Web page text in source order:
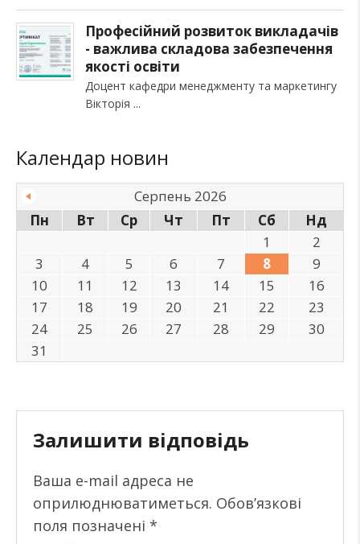
Професійний розвиток викладачів
- важлива складова забезпечення
якості освіти
Доцент кафедри менеджменту та маркетингу
Вікторія
Календар новин
Серпень 2026
Пн
Вт Ср Чт Пт Сб
Нд
1
2
3
4 5 6 7 8
9
10
11 12 13 14 15
16
17
18 19 20 21 22
23
24
25 26 27 28 29
30
31
Залишити відповідь
Ваша e-mail адреса не
оприлюднюватиметься. Обов’язкові
поля позначені *